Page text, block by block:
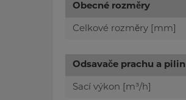
Obecné rozměry
Celkové rozměry [mm]
Odsavače prachu a pilin
Sací výkon [m³/h]